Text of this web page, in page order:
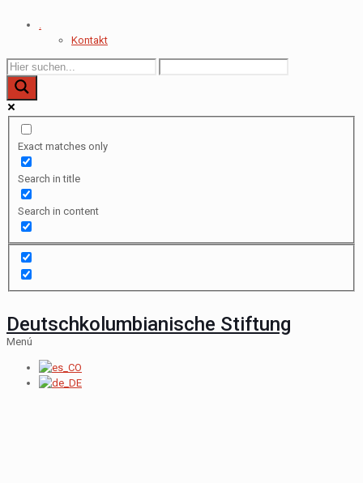
.
Kontakt
Exact matches only
Search in title
Search in content
Deutschkolumbianische Stiftung
Menú